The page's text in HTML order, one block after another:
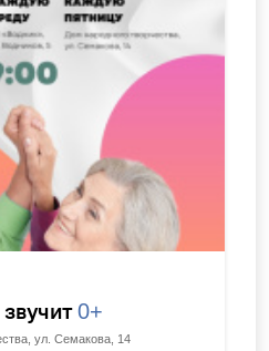
0+
ул. Семакова, 14